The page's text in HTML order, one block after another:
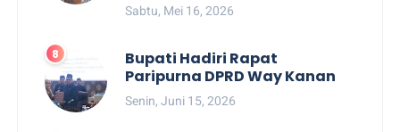
Sabtu, Mei 16, 2026
Bupati Hadiri Rapat
Paripurna DPRD Way Kanan
Senin, Juni 15, 2026